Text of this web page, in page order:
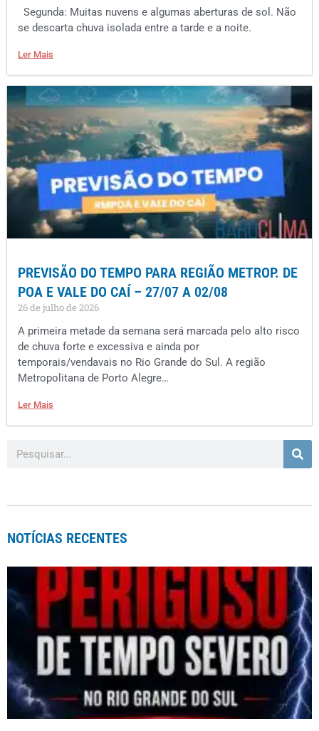
Segunda: Muitas nuvens e algumas aberturas de sol. Não
se descarta chuva isolada entre a tarde e a noite.
Ler Mais
PREVISÃO DO TEMPO PARA REGIÃO METROP. DE
POA E VALE DO CAÍ – 27/07 A 02/08
26 de julho de 2026
A primeira metade da semana será marcada pelo alto risco
de chuva forte e excessiva e ainda por
temporais/vendavais no Rio Grande do Sul. A região
Metropolitana de Porto Alegre…
Ler Mais
NOTÍCIAS RECENTES